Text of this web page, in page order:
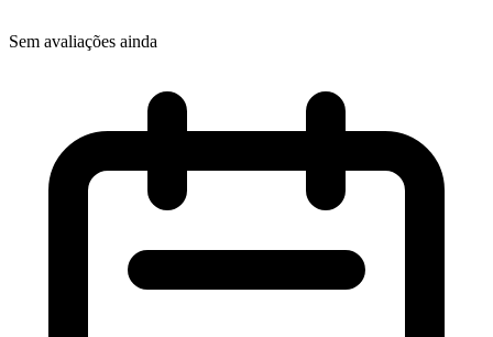
Sem avaliações ainda